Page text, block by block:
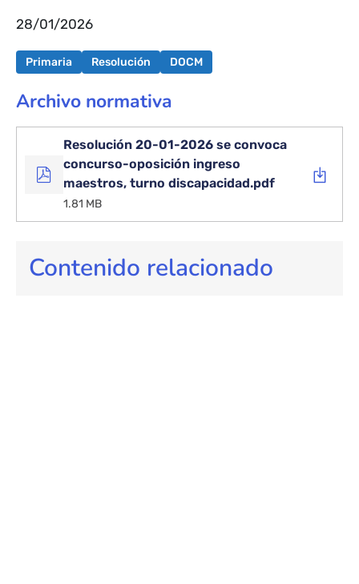
28/01/2026
Primaria Resolución DOCM
Archivo normativa
Resolución 20-01-2026 se convoca
concurso-oposición ingreso
maestros, turno discapacidad.pdf
1.81 MB
Contenido relacionado